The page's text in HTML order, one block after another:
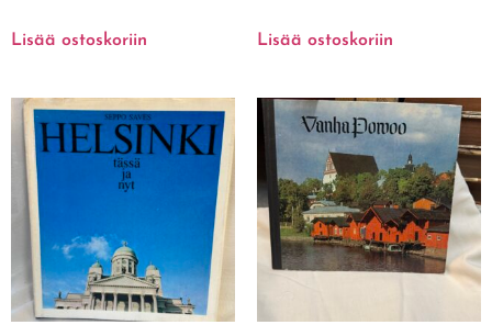
Lisää ostoskoriin Lisää ostoskoriin